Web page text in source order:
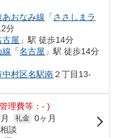
おなみ線 「ささしまラ
分
古屋 」駅 徒歩14分
線 「名古屋 」駅 徒歩14分
中村区名駅南２丁目13-
理費等：- )
礼金 0ヶ月
談